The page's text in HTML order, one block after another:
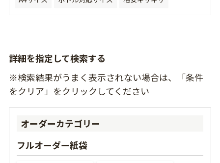
詳細を指定して検索する
※検索結果がうまく表示されない場合は、「条件
をクリア」をクリックしてください
オーダーカテゴリー
フルオーダー紙袋